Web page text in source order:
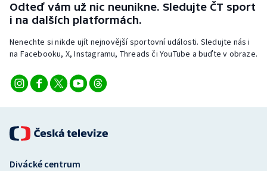
Veslování
Vodní slalom
Volejbal
Ostatní
Odteď vám už nic neunikne. Sledujte ČT sport
i na dalších platformách.
Nenechte si nikde ujít nejnovější sportovní události. Sledujte nás i
na Facebooku, X, Instagramu, Threads či YouTube a buďte v obraze.
Divácké centrum